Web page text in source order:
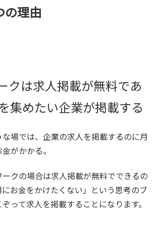
の理由
クは求人掲載が無料であ
集めたい企業が掲載する
場では、企業の求人を掲載するのに月
がかかる。
クの場合は求人掲載が無料でできるの
お金をかけたくない」という思考のブ
って求人を掲載することになります。